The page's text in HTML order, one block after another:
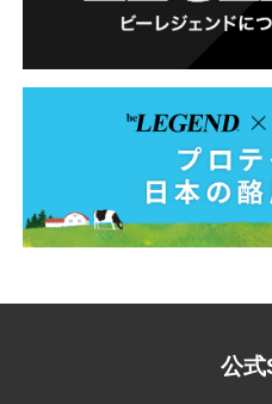
公式